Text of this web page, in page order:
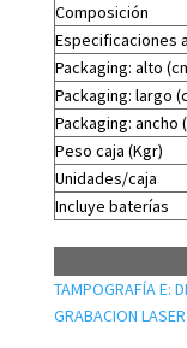
Composición
Especificaciones
Packaging: alto
Packaging: largo
Packaging: ancho
Peso caja (Kgr)
Unidades/caja
Incluye baterías
TAMPOGRAFÍA E:
GRABACION